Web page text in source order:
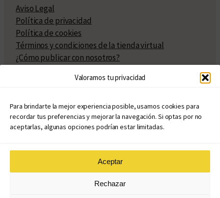
Valoramos tu privacidad
Para brindarte la mejor experiencia posible, usamos cookies para
recordar tus preferencias y mejorar la navegación. Si optas por no
aceptarlas, algunas opciones podrían estar limitadas.
Aceptar
Rechazar
Aviso Legal
Política de privacidad
Política de cookies
Términos y condiciones de la tienda virtual
¿Cómo publicar con nosotros?
Políticas de publicación
Políticas de coedición
Atribuciones